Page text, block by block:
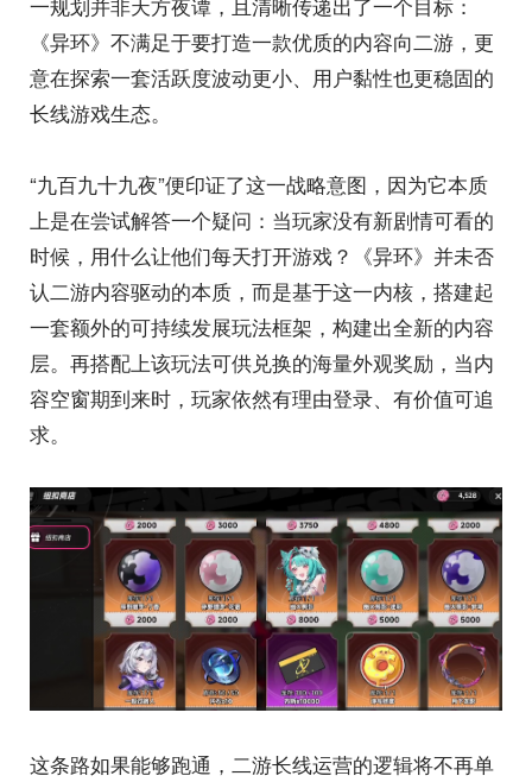
《异环》不满足于要打造一款优质的内容向二游，更
意在探索一套活跃度波动更小、用户黏性也更稳固的
长线游戏生态。
“九百九十九夜”便印证了这一战略意图，因为它本质
上是在尝试解答一个疑问：当玩家没有新剧情可看的
时候，用什么让他们每天打开游戏？《异环》并未否
认二游内容驱动的本质，而是基于这一内核，搭建起
一套额外的可持续发展玩法框架，构建出全新的内容
层。再搭配上该玩法可供兑换的海量外观奖励，当内
容空窗期到来时，玩家依然有理由登录、有价值可追
求。
这条路如果能够跑通，二游长线运营的逻辑将不再单